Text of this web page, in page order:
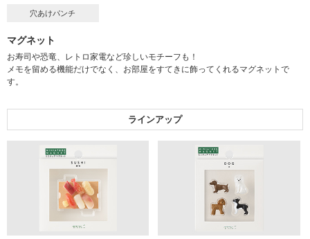
穴あけパンチ
マグネット
お寿司や恐竜、レトロ家電など珍しいモチーフも！
メモを留める機能だけでなく、お部屋をすてきに飾ってくれるマグネットで
す。
ラインアップ